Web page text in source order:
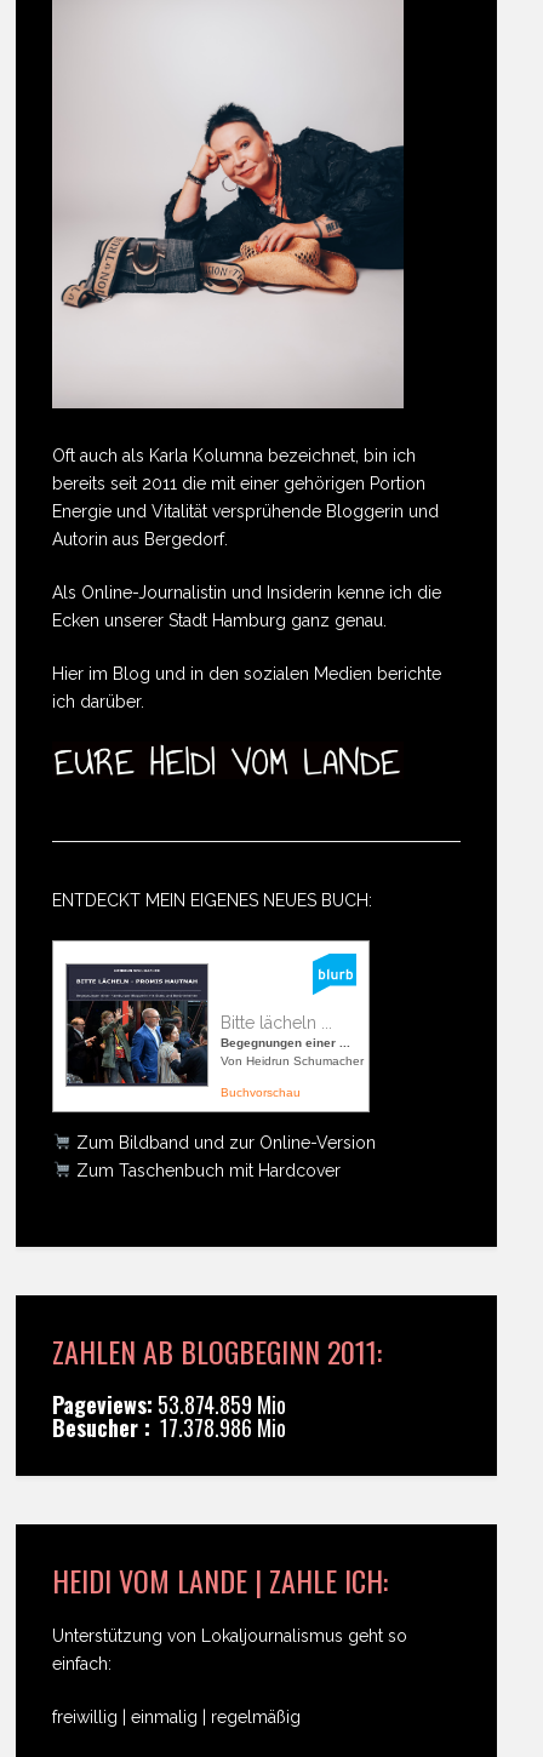
Oft auch als Karla Kolumna bezeichnet, bin ich
bereits seit 2011 die mit einer gehörigen Portion
Energie und Vitalität versprühende Bloggerin und
Autorin aus Bergedorf.
Als Online-Journalistin und Insiderin kenne ich die
Ecken unserer Stadt Hamburg ganz genau.
Hier im Blog und in den sozialen Medien berichte
ich darüber.
ENTDECKT MEIN EIGENES NEUES BUCH:
Bitte lächeln ...
Begegnungen einer ...
Von Heidrun Schumacher
Buchvorschau
Zum Bildband und zur Online-Version
Zum Taschenbuch mit Hardcover
ZAHLEN AB BLOGBEGINN 2011:
Pageviews: 53.874.859 Mio
Besucher : 17.378.986 Mio
HEIDI VOM LANDE | ZAHLE ICH:
Unterstützung von Lokaljournalismus geht so
einfach:
freiwillig | einmalig | regelmäßig